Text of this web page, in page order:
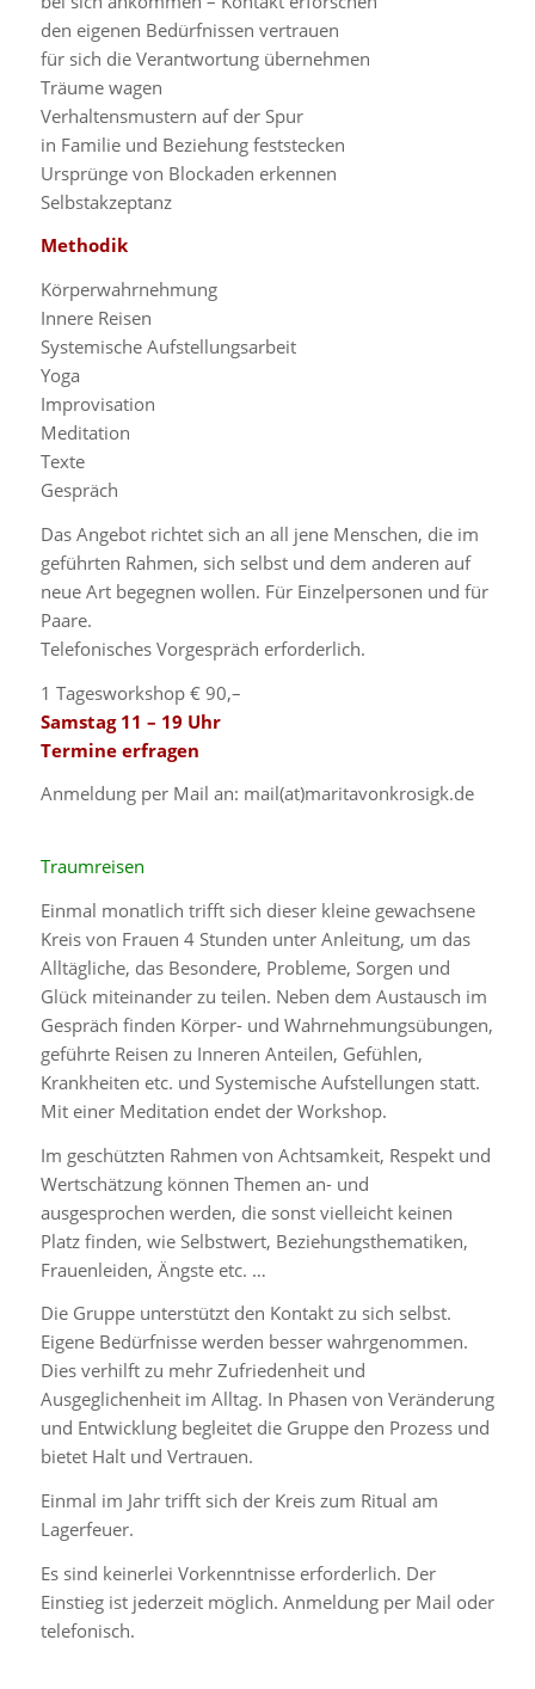
den eigenen Bedürfnissen vertrauen
für sich die Verantwortung übernehmen
Träume wagen
Verhaltensmustern auf der Spur
in Familie und Beziehung feststecken
Ursprünge von Blockaden erkennen
Selbstakzeptanz
Methodik
Körperwahrnehmung
Innere Reisen
Systemische Aufstellungsarbeit
Yoga
Improvisation
Meditation
Texte
Gespräch
Das Angebot richtet sich an all jene Menschen, die im
geführten Rahmen, sich selbst und dem anderen auf
neue Art begegnen wollen. Für Einzelpersonen und für
Paare.
Telefonisches Vorgespräch erforderlich.
1 Tagesworkshop € 90,–
Samstag 11 – 19 Uhr
Termine erfragen
Anmeldung per Mail an: mail(at)maritavonkrosigk.de
Traumreisen
Einmal monatlich trifft sich dieser kleine gewachsene
Kreis von Frauen 4 Stunden unter Anleitung, um das
Alltägliche, das Besondere, Probleme, Sorgen und
Glück miteinander zu teilen. Neben dem Austausch im
Gespräch finden Körper- und Wahrnehmungsübungen,
geführte Reisen zu Inneren Anteilen, Gefühlen,
Krankheiten etc. und Systemische Aufstellungen statt.
Mit einer Meditation endet der Workshop.
Im geschützten Rahmen von Achtsamkeit, Respekt und
Wertschätzung können Themen an- und
ausgesprochen werden, die sonst vielleicht keinen
Platz finden, wie Selbstwert, Beziehungsthematiken,
Frauenleiden, Ängste etc. …
Die Gruppe unterstützt den Kontakt zu sich selbst.
Eigene Bedürfnisse werden besser wahrgenommen.
Dies verhilft zu mehr Zufriedenheit und
Ausgeglichenheit im Alltag. In Phasen von Veränderung
und Entwicklung begleitet die Gruppe den Prozess und
bietet Halt und Vertrauen.
Einmal im Jahr trifft sich der Kreis zum Ritual am
Lagerfeuer.
Es sind keinerlei Vorkenntnisse erforderlich. Der
Einstieg ist jederzeit möglich. Anmeldung per Mail oder
telefonisch.